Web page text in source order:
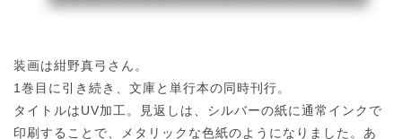
装画は紺野真弓さん。
1巻目に引き続き、文庫と単行本の同時刊行。
タイトルはUV加工。見返しは、シルバーの紙に通常インクで
印刷することで、メタリックな色紙のようになりました。あ